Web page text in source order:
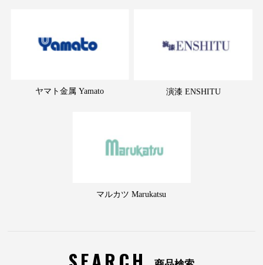
ヤマト金属 Yamato 演漆 ENSHITU
マルカツ Marukatsu